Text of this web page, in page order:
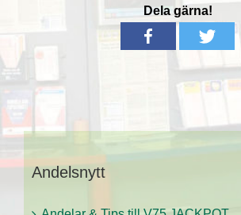
Dela gärna!
Andelsnytt